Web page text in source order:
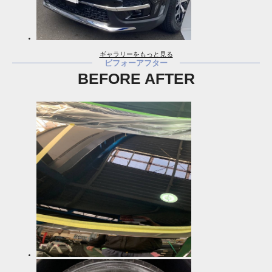
ギャラリーをもっと見る
ビフォーアフター
BEFORE AFTER